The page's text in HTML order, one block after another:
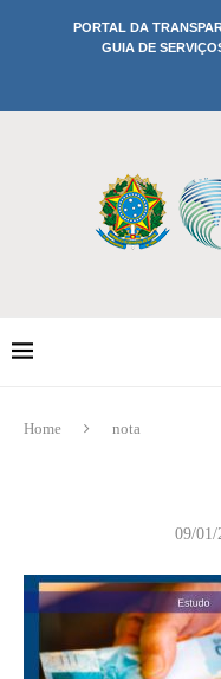
PORTAL DA
GUIA DE
Home nota
09/01/